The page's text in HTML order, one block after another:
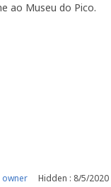
ao Museu do Pico.
Hidden : 8/5/2020